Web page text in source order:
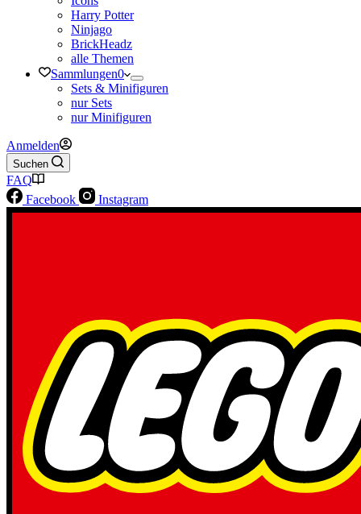
Harry Potter
Ninjago
BrickHeadz
alle Themen
Sammlungen0
Sets & Minifiguren
nur Sets
nur Minifiguren
Anmelden
Suchen
FAQ
Facebook
Instagram